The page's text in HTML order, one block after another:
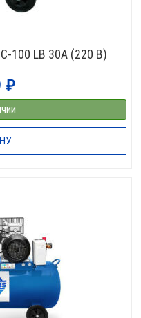
100 LB 30A (220 В)
₽